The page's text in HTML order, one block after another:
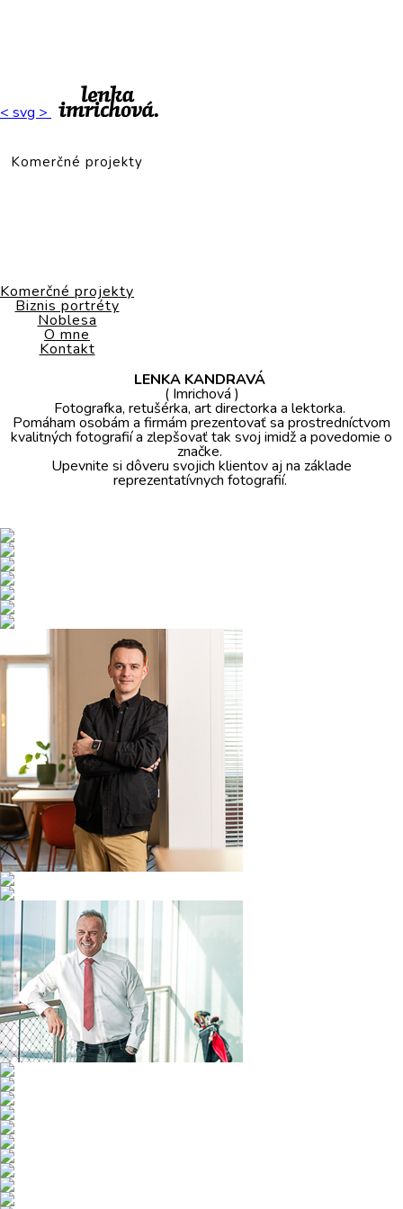
< svg >
Komerčné projekty
Noblesa
O mne
Komerčné projekty
Biznis portréty
Noblesa
O mne
Kontakt
LENKA KANDRAVÁ
( Imrichová )
Fotografka, retušérka, art directorka a lektorka.
Pomáham osobám a firmám prezentovať sa prostredníctvom
kvalitných fotografií a zlepšovať tak svoj imidž a povedomie o
značke.
Upevnite si dôveru svojich klientov aj na základe
reprezentatívnych fotografií.